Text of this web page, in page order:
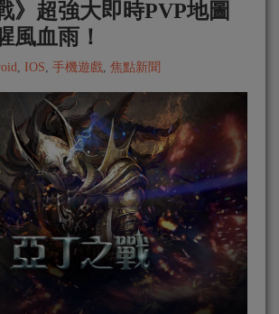
》超強大即時PVP地圖
風血雨！
IOS 手機遊戲 焦點新聞